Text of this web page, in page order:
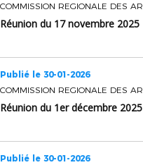
Réunion du 17 novembre 2025
Publié le 30-01-2026
Réunion du 1er décembre 2025
Publié le 30-01-2026